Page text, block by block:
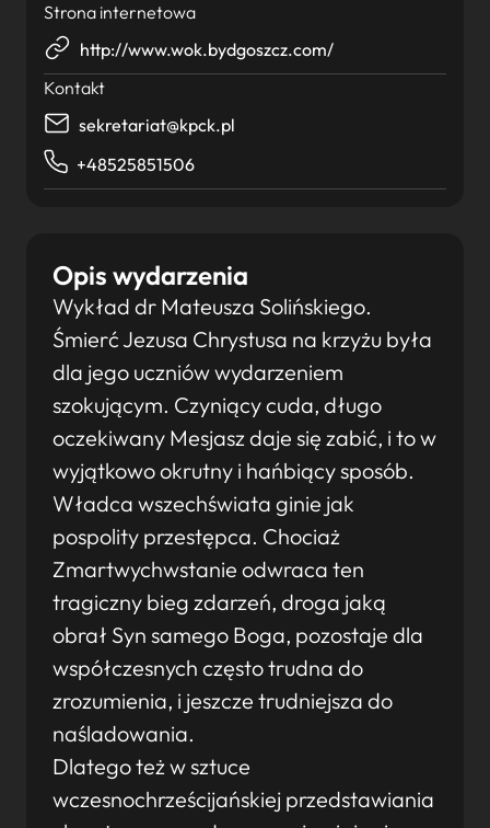
Opis wydarzenia
Wykład dr Mateusza Solińskiego.
Śmierć Jezusa Chrystusa na krzyżu była
dla jego uczniów wydarzeniem
szokującym. Czyniący cuda, długo
oczekiwany Mesjasz daje się zabić, i to w
wyjątkowo okrutny i hańbiący sposób.
Władca wszechświata ginie jak
pospolity przestępca. Chociaż
Zmartwychwstanie odwraca ten
tragiczny bieg zdarzeń, droga jaką
obrał Syn samego Boga, pozostaje dla
współczesnych często trudna do
zrozumienia, i jeszcze trudniejsza do
naśladowania.
Dlatego też w sztuce
wczesnochrześcijańskiej przedstawiania
Strona internetowa
http://www.wok.bydgoszcz.com/
Kontakt
sekretariat@kpck.pl
+48525851506